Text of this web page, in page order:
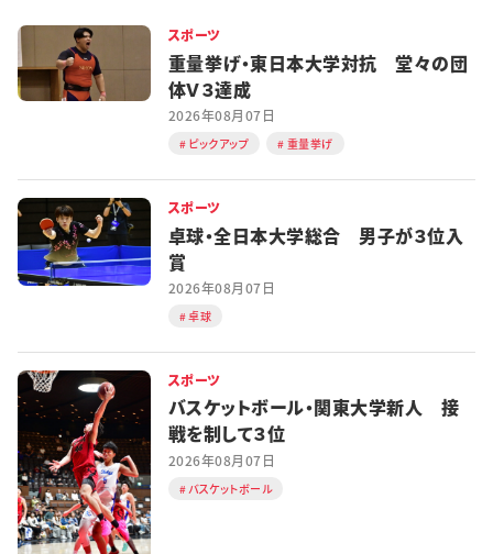
スポーツ
重量挙げ・東日本大学対抗 堂々の団
体Ｖ３達成
2026年08月07日
ピックアップ 重量挙げ
スポーツ
卓球・全日本大学総合 男子が３位入
賞
2026年08月07日
卓球
スポーツ
バスケットボール・関東大学新人 接
戦を制して３位
2026年08月07日
バスケットボール